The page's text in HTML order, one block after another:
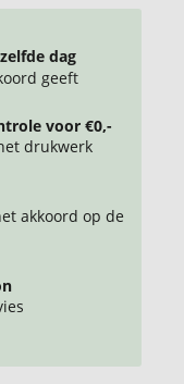
dag
geeft
voor €0,-
drukwerk
akkoord op de